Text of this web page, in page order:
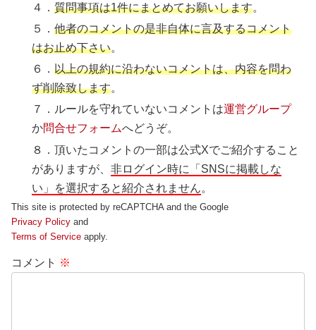
４．質問事項は1件にまとめてお願いします。
５．他者のコメントの是非自体に言及するコメント
はお止め下さい。
６．以上の規約に沿わないコメントは、内容を問わ
ず削除致します。
７．ルールを守れていないコメントは運営グループ
か問合せフォームへどうぞ。
８．頂いたコメントの一部は公式Xでご紹介すること
がありますが、非ログイン時に「SNSに掲載しな
い」を選択すると紹介されません。
This site is protected by reCAPTCHA and the Google
Privacy Policy and
Terms of Service apply.
コメント ※